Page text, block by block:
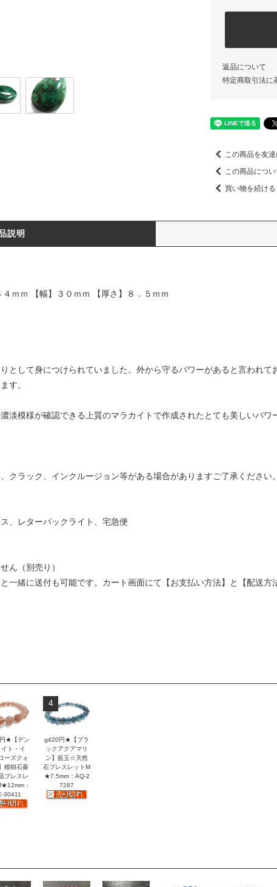
返品について
特定商取引法に
この商品を友
この商品につ
買い物を続ける
説明
ｍｍ 【幅】３０ｍｍ 【厚さ】８．５ｍｍ
として身につけられていました。外から守るパワーがあると言われ
す。
淡模様が確認できる上質のマラカイトで作成されたとても美しいパワ
クラック、インクルージョン等がある場合がありますご了承ください。
、レターパックライト、宅急便
ん（別売り）
一緒に送付も可能です。カート画面にて【お支払い方法】と【配送
★【デン
イト・イ
ーズクォ
模樹石薔
ブレスレ
：
30411
4
g420円★【ブラ
ックアクアマリ
ン】藍玉☆天然
石ブレスレットM
★7.5mm：AQ-2
7287